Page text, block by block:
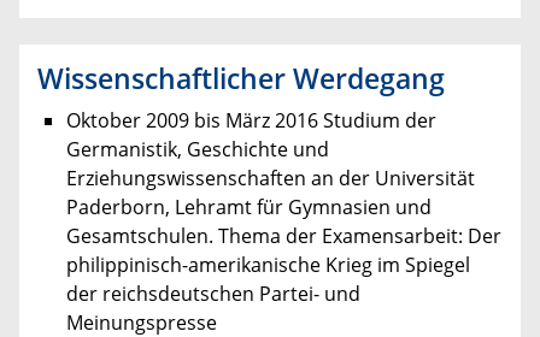
Wissenschaftlicher Werdegang
Oktober 2009 bis März 2016 Studium der
Germanistik, Geschichte und
Erziehungswissenschaften an der Universität
Paderborn, Lehramt für Gymnasien und
Gesamtschulen. Thema der Examensarbeit: Der
philippinisch-amerikanische Krieg im Spiegel
der reichsdeutschen Partei- und
Meinungspresse